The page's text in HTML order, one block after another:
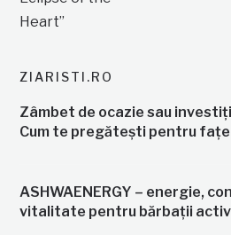
ZIARISTI.RO
Zâmbet de ocazie sau
Cum te pregătești pentru
ASHWAENERGY – energie,
vitalitate pentru bărbații